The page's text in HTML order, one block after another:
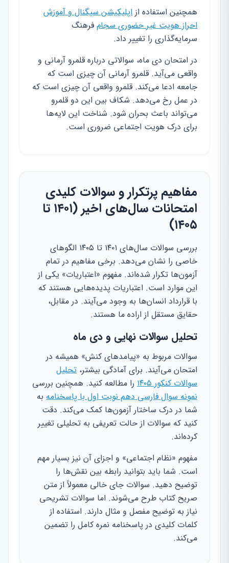
همچنین استفاده از اپلیکیشن سیگنال و آموزش
احراز هویت غیر حضوری سجام فرهنگ
سرمایه‌گذاری را تغییر داد.
در امتحان دی ماه، سوالاتی درباره قلمرو آرمانی و
واقعی می‌آید. قلمرو آرمانی آن چیزی است که
جامعه ادعا می‌کند. قلمرو واقعی آن چیزی است که
در عمل رخ می‌دهد. شکاف بین این دو قلمرو
می‌تواند باعث بحران شود. شناخت این لایه‌ها
برای درک هویت اجتماعی ضروری است.
مفاهیم پرتکرار و سوالات کلیدی
امتحانات سال‌های اخیر (۱۴۰۱ تا
۱۴۰۵)
بررسی سوالات سال‌های ۱۴۰۱ تا ۱۴۰۵ الگوهای
خاصی را نشان می‌دهد. برخی مفاهیم در تمام
آزمون‌ها تکرار شده‌اند. مفهوم «اعتباریات» یکی از
این موارد است. اعتباریات پدیده‌هایی هستند که
با قرارداد انسان‌ها به وجود می‌آیند. در مقابل،
حقایق مستقل از اراده ما هستند.
تحلیل سوالات نهایی و دی ماه
سوالات مربوط به «پیامدهای کنش» همیشه در
امتحان می‌آیند. برای آمادگی بیشتر، تحلیل
سوالات کنکور ۱۴۰۵
را مطالعه کنید. همچنین بررسی
نمونه سوال فارسی دهم نوبت اول با پاسخنامه به
شما در درک ساختار آزمون‌ها کمک می‌کند. دقت
کنید که سوالات از حالت تعریفی به تحلیلی تغییر
کرده‌اند.
مفهوم «نظام اجتماعی» و اجزای آن نیز بسیار مهم
است. شما باید بتوانید رابطه بین نقش‌ها را
توضیح دهید. سوالات جای خالی معمولاً از متن
صریح کتاب طرح می‌شوند. اما سوالات تشریحی
نیاز به توضیح مفصل و مثال دارند. استفاده از
کلمات کلیدی در پاسخنامه نمره کامل را تضمین
می‌کند.